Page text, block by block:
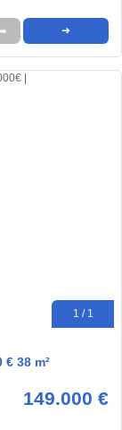
➜
1 / 1
38 m²
149.000 €